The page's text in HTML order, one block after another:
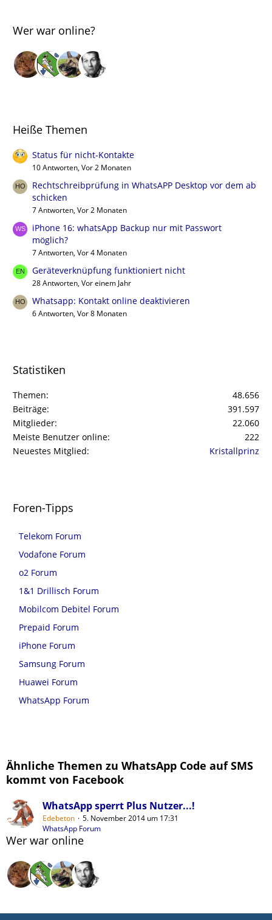
Wer war online?
Heiße Themen
Status für nicht-Kontakte
10 Antworten, Vor 2 Monaten
Rechtschreibprüfung in WhatsAPP Desktop vor dem ab
schicken
7 Antworten, Vor 2 Monaten
iPhone 16: whatsApp Backup nur mit Passwort
möglich?
7 Antworten, Vor 4 Monaten
Geräteverknüpfung funktioniert nicht
28 Antworten, Vor einem Jahr
Whatsapp: Kontakt online deaktivieren
6 Antworten, Vor 8 Monaten
Statistiken
Themen
48.656
Beiträge
391.597
Mitglieder
22.060
Meiste Benutzer online
222
Neuestes Mitglied
Kristallprinz
Foren-Tipps
Telekom Forum
Vodafone Forum
o2 Forum
1&1 Drillisch Forum
Mobilcom Debitel Forum
Prepaid Forum
iPhone Forum
Samsung Forum
Huawei Forum
WhatsApp Forum
Ähnliche Themen zu WhatsApp Code auf SMS
kommt von Facebook
WhatsApp sperrt Plus Nutzer...!
Edebeton
5. November 2014 um 17:31
WhatsApp Forum
Wer war online